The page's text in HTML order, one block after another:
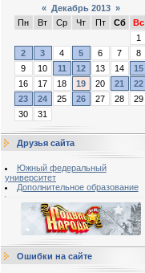
« Декабрь 2013 »
Пн
Вт Ср Чт Пт Сб
Вс
1
2
3 4 5 6 7
8
9
10 11 12 13 14
15
16
17 18 19 20 21
22
23
24 25 26 27 28
29
30
31
Друзья сайта
Южный федеральный
университет
Дополнительное образование
Ошибки на сайте